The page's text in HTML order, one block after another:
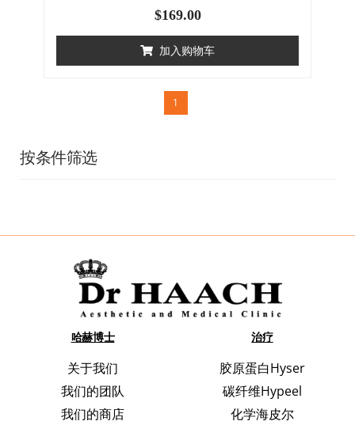
按条件筛选
$169.00
加入购物车
1
哈赫博士
关于我们
我们的团队
我们的商店
治疗
胶原蛋白Hyser
碳纤维Hypeel
化学海皮尔